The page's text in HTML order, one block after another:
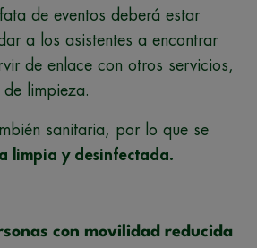
de eventos deberá estar
a los asistentes a encontrar
de enlace con otros servicios,
limpieza.
sanitaria, por lo que se
limpia y desinfectada.
con movilidad reducida